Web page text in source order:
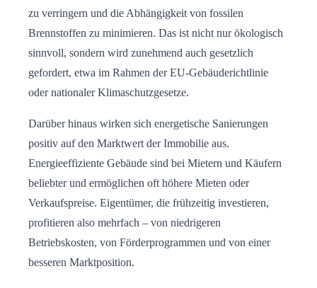
zu verringern und die Abhängigkeit von fossilen
Brennstoffen zu minimieren. Das ist nicht nur ökologisch
sinnvoll, sondern wird zunehmend auch gesetzlich
gefordert, etwa im Rahmen der EU-Gebäuderichtlinie
oder nationaler Klimaschutzgesetze.
Darüber hinaus wirken sich energetische Sanierungen
positiv auf den Marktwert der Immobilie aus.
Energieeffiziente Gebäude sind bei Mietern und Käufern
beliebter und ermöglichen oft höhere Mieten oder
Verkaufspreise. Eigentümer, die frühzeitig investieren,
profitieren also mehrfach – von niedrigeren
Betriebskosten, von Förderprogrammen und von einer
besseren Marktposition.